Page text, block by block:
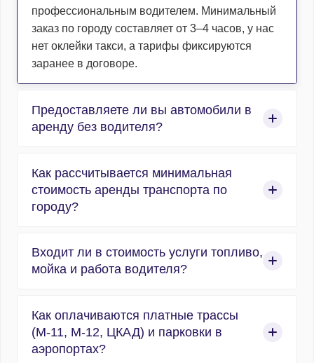
профессиональным водителем. Минимальный
заказ по городу составляет от 3–4 часов, у нас
нет оклейки такси, а тарифы фиксируются
заранее в договоре.
Предоставляете ли вы автомобили в
аренду без водителя?
организованных пассажирских перевозок, и
абсолютно весь автотранспорт
предоставляется с профессиональным
водителя.
Как рассчитывается минимальная
стоимость аренды транспорта по
городу?
стандартизированной формуле «часы работы +
1 час подачи». Минимальный заказ – 4 часа, в
часов, все зависит от маршрута и
рассчитывается индивидуально. Час подачи
компенсирует расходы на ГСМ и время
Входит ли в стоимость услуги топливо,
мойка и работа водителя?
(ГСМ), предрейсовая мойка и химчистка кузова
и салона, а также оплата работы
профессионального водителя уже на 100%
Как оплачиваются платные трассы
(М-11, М-12, ЦКАД) и парковки в
аэропортах?